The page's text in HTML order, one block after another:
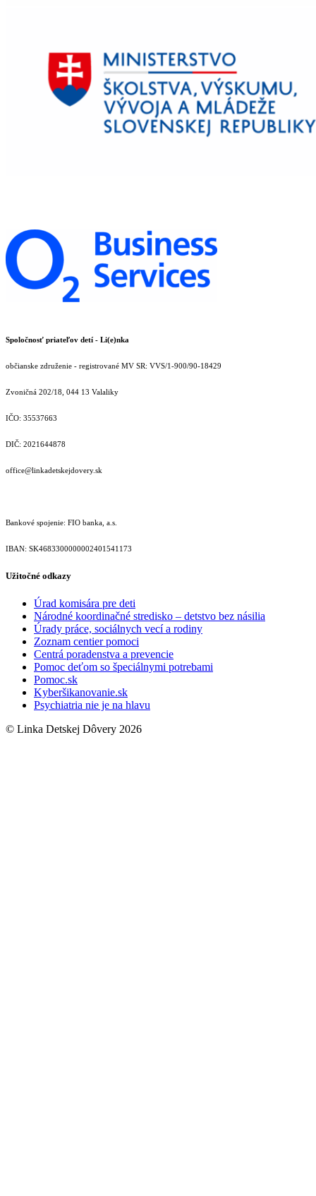
Spoločnosť priateľov detí - Li(e)nka
občianske združenie - registrované MV SR: VVS/1-900/90-18429
Zvoničná 202/18, 044 13 Valaliky
IČO: 35537663
DIČ: 2021644878
office@linkadetskejdovery.sk
Bankové spojenie: FIO banka, a.s.
IBAN: SK46833000000­02401541173
Užitočné odkazy
Úrad komisára pre deti
Národné koordinačné stredisko – detstvo bez násilia
Úrady práce, sociálnych vecí a rodiny
Zoznam centier pomoci
Centrá poradenstva a prevencie
Pomoc deťom so špeciálnymi potrebami
Pomoc.sk
Kyberšikanovanie.sk
Psychiatria nie je na hlavu
© Linka Detskej Dôvery 2026